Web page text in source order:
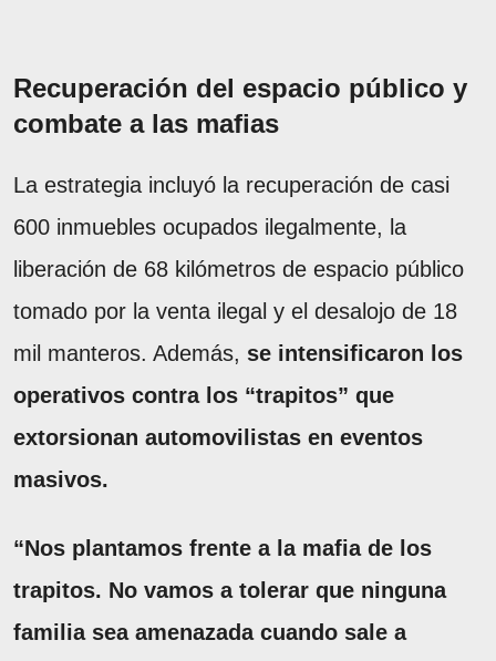
Recuperación del espacio público y
combate a las mafias
La estrategia incluyó la recuperación de casi
600 inmuebles ocupados ilegalmente, la
liberación de 68 kilómetros de espacio público
tomado por la venta ilegal y el desalojo de 18
mil manteros. Además, se intensificaron los
operativos contra los “trapitos” que
extorsionan automovilistas en eventos
masivos.
“Nos plantamos frente a la mafia de los
trapitos. No vamos a tolerar que ninguna
familia sea amenazada cuando sale a